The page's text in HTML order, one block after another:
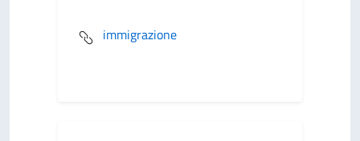
immigrazione